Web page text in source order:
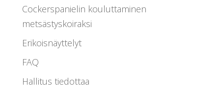
Cockerspanielin kouluttaminen
metsästyskoiraksi
Erikoisnäyttelyt
FAQ
Hallitus tiedottaa